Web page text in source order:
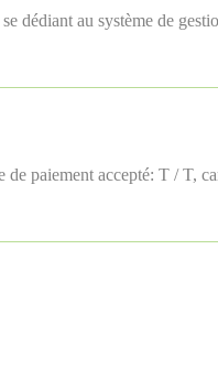
dédiant au système de
paiement accepté: T / T,